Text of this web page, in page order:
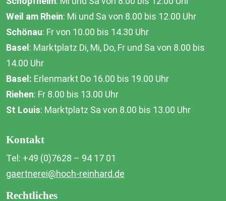
Weil am Rhein: Mi und Sa von 8.00 bis 12.00 Uhr
Schönau: Fr von 10.00 bis 14.30 Uhr
Basel : Marktplatz Di, Mi, Do, Fr und Sa von 8.00 bis
14.00 Uhr
Basel: Erlenmarkt Do 16.00 bis 19.00 Uhr
Riehen: Fr 8.00 bis 13.00 Uhr
St Louis: Marktplatz Sa von 8.00 bis 13.00 Uhr
Kontakt
Tel: +49 (0)7628 – 94 17 01
gaertnerei@hoch-reinhard.de
Rechtliches